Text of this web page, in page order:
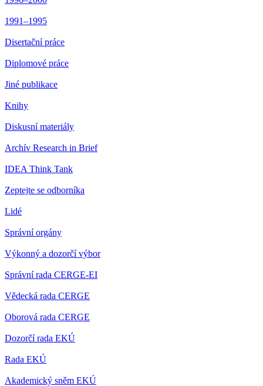
1991–1995
Disertační práce
Diplomové práce
Jiné publikace
Knihy
Diskusní materiály
Archív Research in Brief
IDEA Think Tank
Zeptejte se odborníka
Lidé
Správní orgány
Výkonný a dozorčí výbor
Správní rada CERGE-EI
Vědecká rada CERGE
Oborová rada CERGE
Dozorčí rada EKÚ
Rada EKÚ
Akademický sněm EKÚ